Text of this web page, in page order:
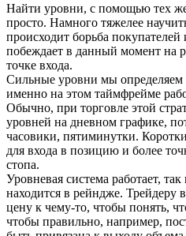
Найти уровни, с помощью тех
просто. Намного тяжелее
происходит борьба
побеждает в данный момент на
точке входа.
Сильные уровни мы определяем
именно на этом таймфрейме
Обычно, при торговле этой
уровней на дневном графике,
часовики, пятиминутки.
для входа в позицию и более
стопа.
Уровневая система работает,
находится в рейндже. Трейдеру
цену к чему-то, чтобы понять,
чтобы правильно, например,